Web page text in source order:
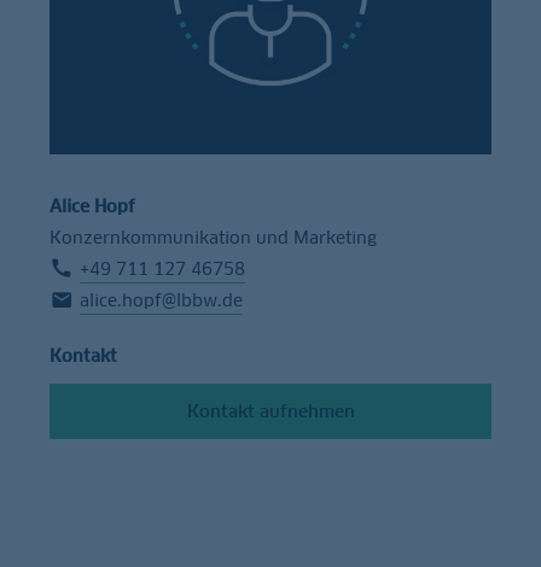
Alice Hopf
Konzernkommunikation und Marketing
+49 711 127 46758
alice.hopf@lbbw.de
Kontakt
Kontakt aufnehmen